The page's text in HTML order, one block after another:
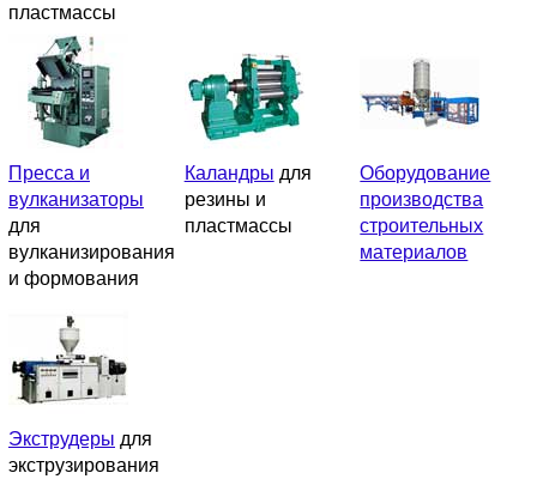
пластмассы
Пресса и
вулканизаторы
для
вулканизирования
и формования
Каландры для
резины и
пластмассы
Оборудование
производства
строительных
материалов
Экструдеры для
экструзирования